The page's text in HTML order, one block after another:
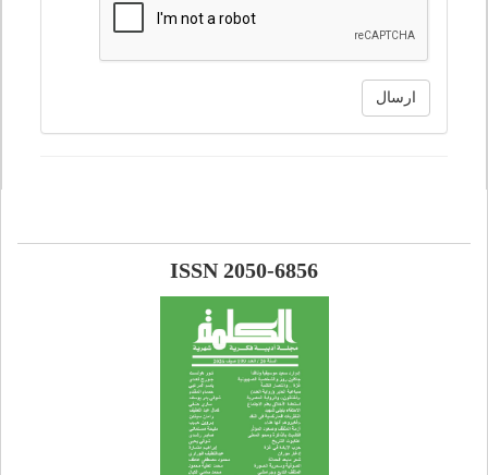
ارسال
ISSN 2050-6856